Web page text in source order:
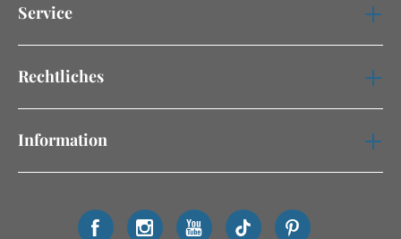
Service
Rechtliches
Information